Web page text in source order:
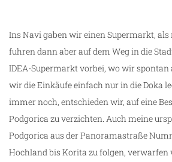
Ins Navi gaben wir einen Supermarkt, als
fuhren dann aber auf dem Weg in die
IDEA-Supermarkt vorbei, wo wir
wir die Einkäufe einfach nur in die Doka
immer noch, entschieden wir, auf eine
Podgorica zu verzichten. Auch meine
Podgorica aus der Panoramastraße
Hochland bis Korita zu folgen, verwarfen